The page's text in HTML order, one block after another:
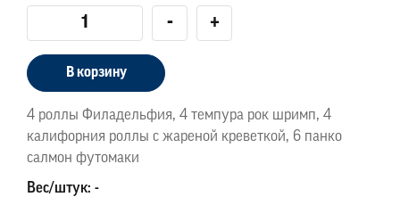
- +
В корзину
4 роллы Филадельфия, 4 темпура рок шримп, 4
калифорния роллы с жареной креветкой, 6 панко
салмон футомаки
Вес/штук: -